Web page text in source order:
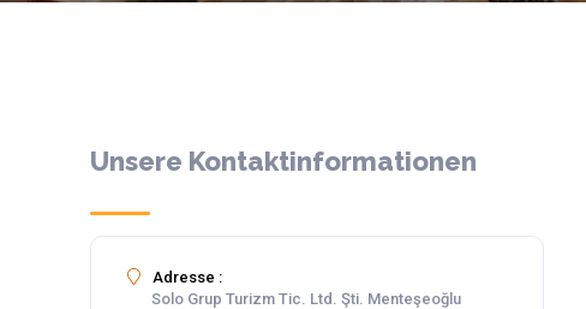
Unsere Kontaktinformationen
Adresse :
Solo Grup Turizm Tic. Ltd. Şti. Menteşeoğlu